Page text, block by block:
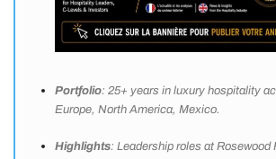
Portfolio: 25+ years in luxury hospitality
Europe, North America, Mexico.
Highlights: Leadership roles at Rosewood